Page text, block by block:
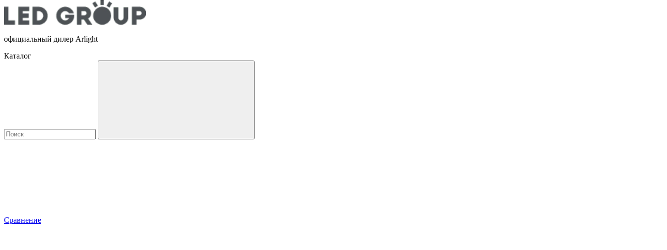
официальный дилер Arlight
Каталог
Сравнение